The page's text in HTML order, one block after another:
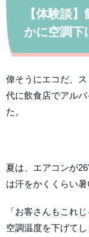
【体験談
かに空調下
偉そうにエコだ、
代に飲食店でアル
た。
夏は、エアコンが
は汗をかくくらい暑
「お客さんもこれ
空調温度を下げてし